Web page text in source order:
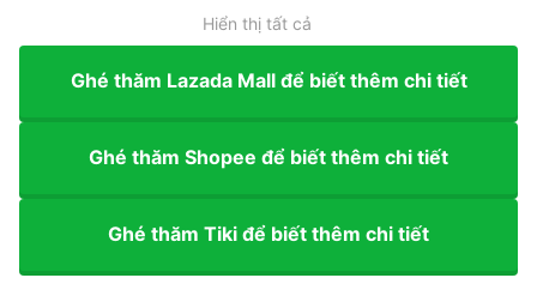
Hiển thị tất cả
Ghé thăm Lazada Mall để biết thêm chi tiết
Ghé thăm Shopee để biết thêm chi tiết
Ghé thăm Tiki để biết thêm chi tiết